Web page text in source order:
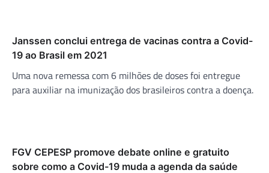
Janssen conclui entrega de vacinas contra a Covid-
19 ao Brasil em 2021
Uma nova remessa com 6 milhões de doses foi entregue
para auxiliar na imunização dos brasileiros contra a doença.
FGV CEPESP promove debate online e gratuito
sobre como a Covid-19 muda a agenda da saúde